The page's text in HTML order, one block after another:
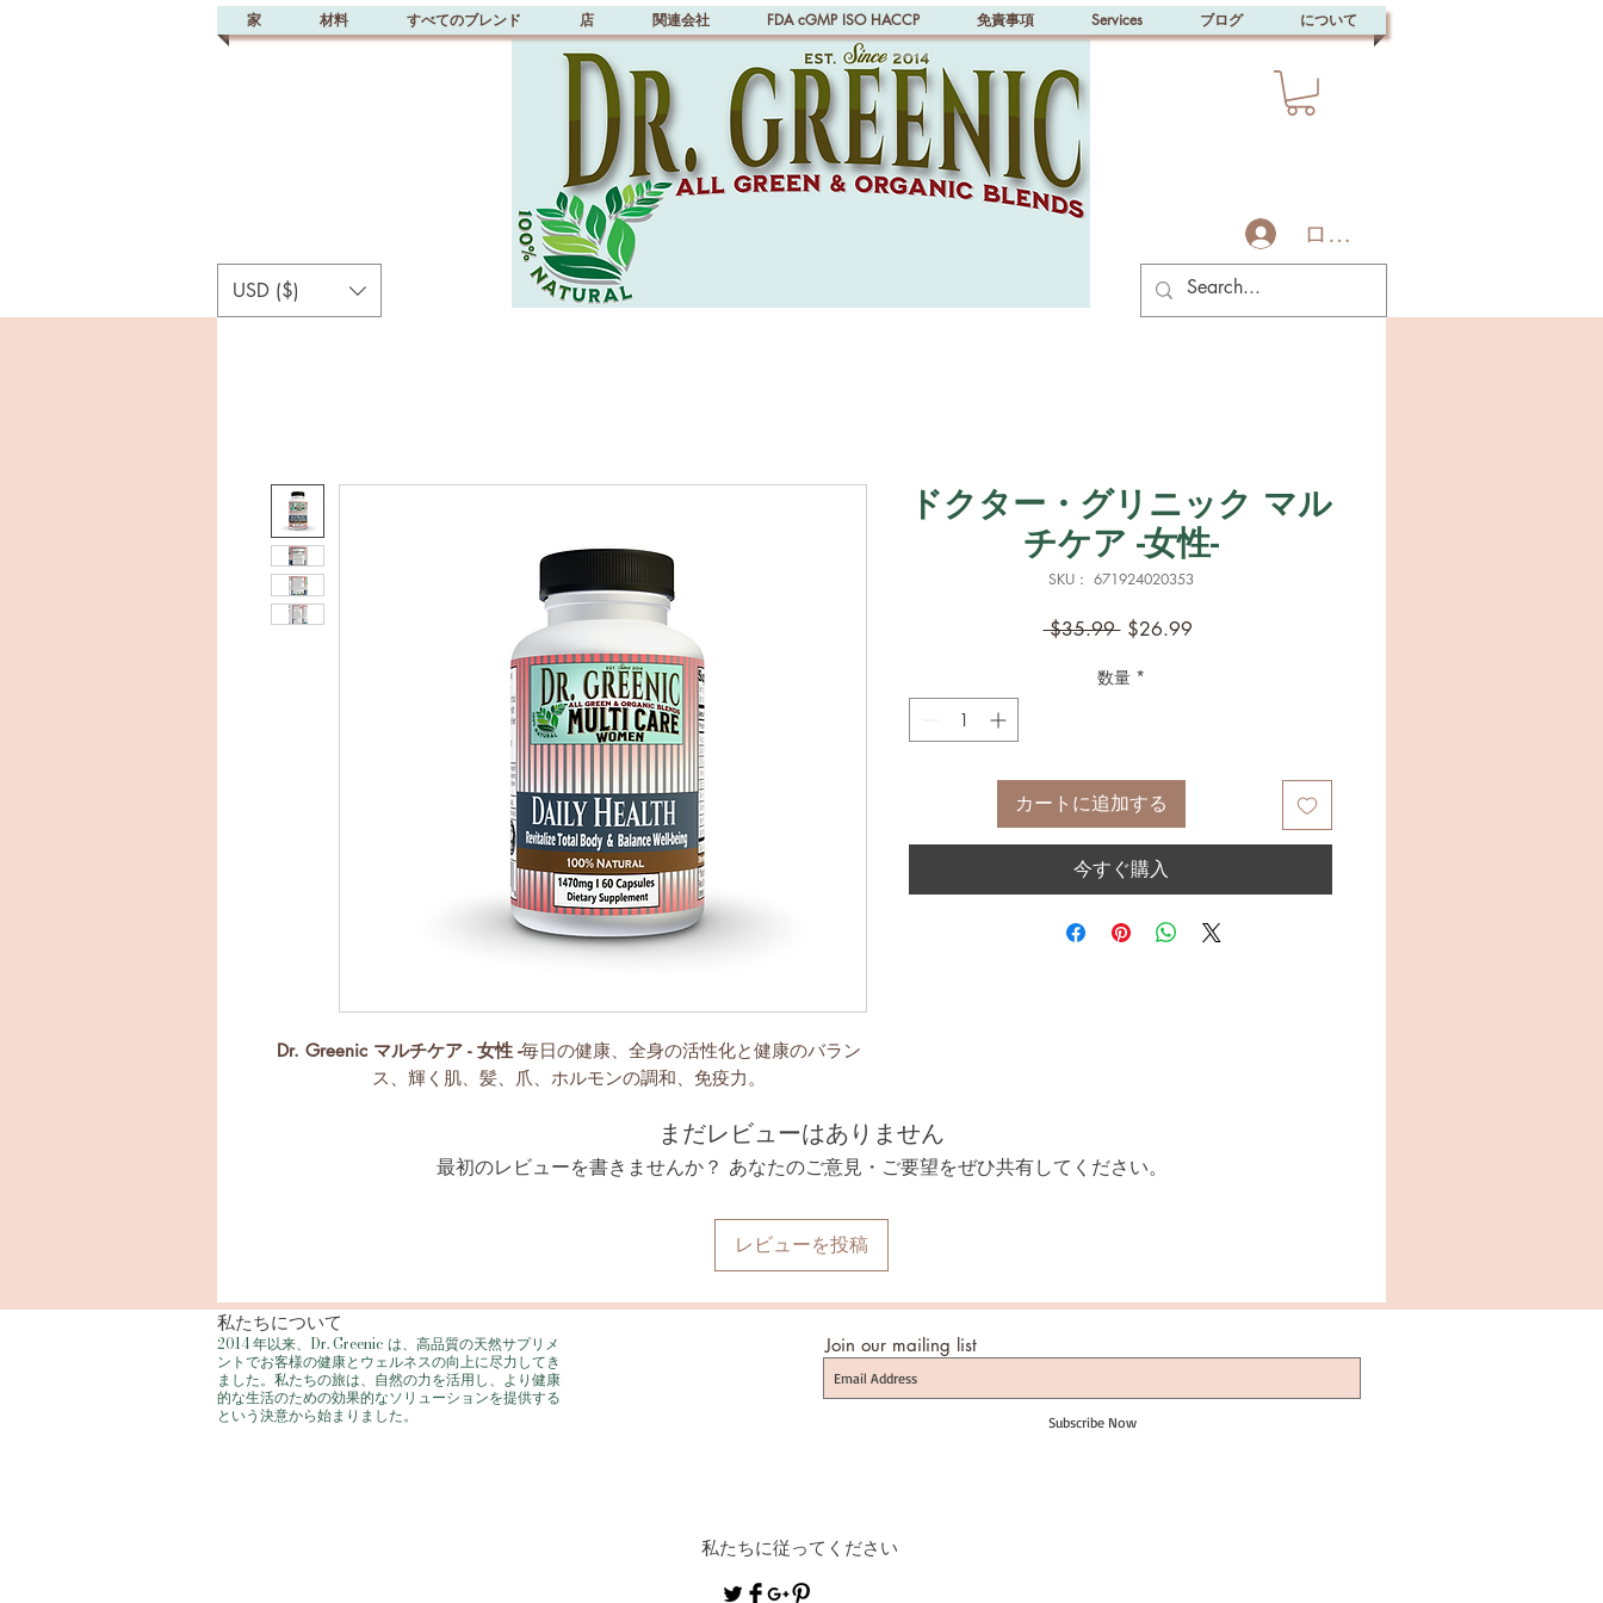
家 材料 すべてのブレンド 店 関連会社 FDA cGMP ISO HACCP 免責事項 Services ブログ について
USD ($)
ログイン
Dr. Greenic マルチケア - 女性 -毎日の健康、全身の活性化と健康のバラン
ス、輝く肌、髪、爪、ホルモンの調和、免疫力。
ドクター・グリニック マル
チケア -女性-
SKU： 671924020353
$35.99 通
価
$26.99セ
数量 *
カートに追加する
今すぐ購入
まだレビューはありません
最初のレビューを書きませんか？ あなたのご意見・ご要望をぜひ共有してください。
レビューを投稿
私たちについて
2014 年以来、Dr. Greenic は、高品質の天然サプリメ
ントでお客様の健康とウェルネスの向上に尽力してき
ました。私たちの旅は、自然の力を活用し、より健康
的な生活のための効果的なソリューションを提供する
という決意から始まりました。
Join our mailing list
Subscribe Now
私たちに従ってください